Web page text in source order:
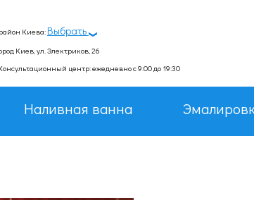
Киева:Выбрать
Киев, ул. Электриков, 26
центр: ежедневно с 9:00 до 19:30
Наливная ванна